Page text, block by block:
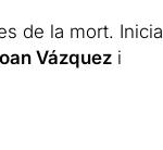
de la mort. Inicia
Vázquezi